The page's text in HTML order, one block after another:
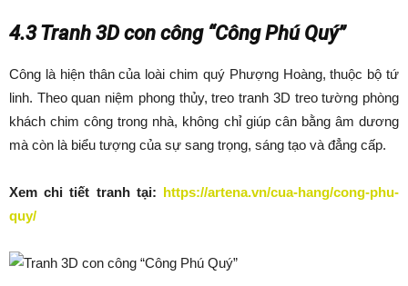
4.3 Tranh 3D con công “Công Phú Quý”
Công là hiện thân của loài chim quý Phượng Hoàng, thuộc bộ tứ
linh. Theo quan niệm phong thủy, treo tranh 3D treo tường phòng
khách chim công trong nhà, không chỉ giúp cân bằng âm dương
mà còn là biểu tượng của sự sang trọng, sáng tạo và đẳng cấp.
Xem chi tiết tranh tại: https://artena.vn/cua-hang/cong-phu-
quy/